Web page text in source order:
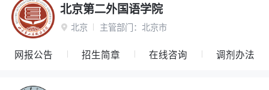
北京第二外国语学院
 北京 主管部门： 北京市
网报公告 招生简章 在线咨询 调剂办法